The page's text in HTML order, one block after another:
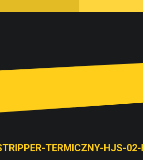
TERMICZNY-HJS-